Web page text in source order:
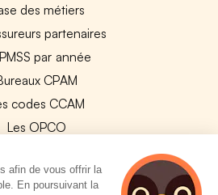
des métiers
partenaires
par année
CPAM
codes CCAM
Les OPCO
de soins
afin de vous offrir la
En poursuivant la